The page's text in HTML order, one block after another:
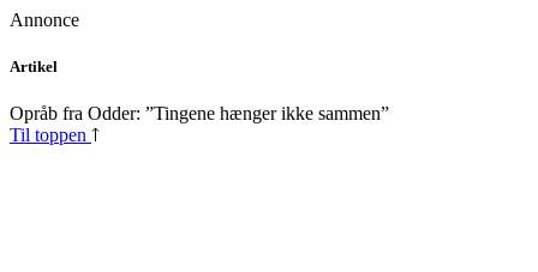
Annonce
Skip
content
Artikel
Opråb fra Odder: ”Tingene hænger ikke sammen”
Til toppen